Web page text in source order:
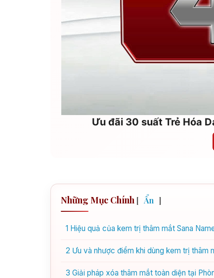
Ưu đãi 30 suất Trẻ Hóa
Những Mục Chính [ Ẩn ]
1 Hiệu quả của kem trị thâm mắt Sana
2 Ưu và nhược điểm khi dùng kem trị thâm
3 Giải pháp xóa thâm mắt toàn diện tại